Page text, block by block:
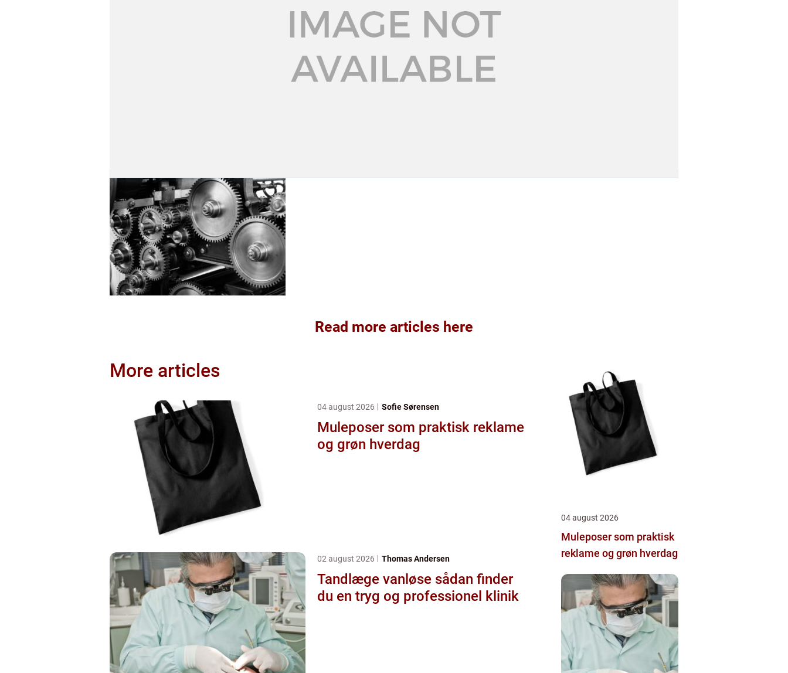
Read more articles here
More articles
04 august 2026 Sofie Sørensen
Muleposer som praktisk reklame
og grøn hverdag
02 august 2026 Thomas Andersen
Tandlæge vanløse sådan finder
du en tryg og professionel klinik
04 august 2026
Muleposer som praktisk
reklame og grøn hverdag